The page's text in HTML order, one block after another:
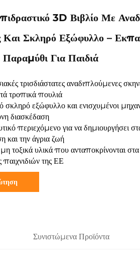
3D Βιβλίο Με
Και Σκληρό Εξώφυλλο –
Για Παιδιά
τρισδιάστατες αναδιπλούμενες
τροπικά πουλιά
σκληρό εξώφυλλο και ενισχυμένοι
διασκέδαση
περιεχόμενο για να δημιουργήσει
και την άγρια ζωή
τοξικά υλικά που ανταποκρίνονται
παιχνιδιών της ΕΕ
Συνιστώμενα Προϊόντα